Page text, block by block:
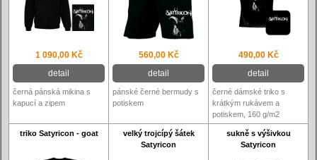
1 090,00 Kč
detail
560,00 Kč
detail
490,00 Kč
detail
černá pánská mikina s
kapucí a zipem
pánské černé bermudy s
potiskem
černé dámské triko s
krátkým rukávem a
potiskem, 160 g/m2
triko Satyricon - goat
velký trojcípý šátek
Satyricon
sukně s výšivkou
Satyricon